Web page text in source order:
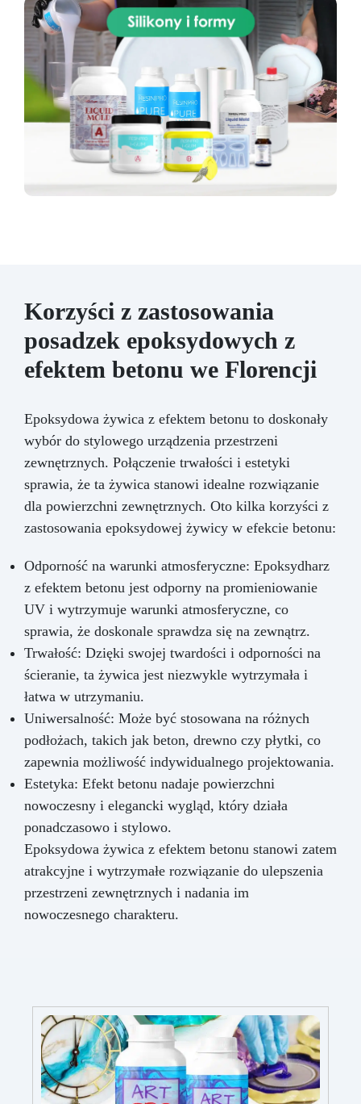
Korzyści z zastosowania
posadzek epoksydowych z
efektem betonu we Florencji
Epoksydowa żywica z efektem betonu to doskonały
wybór do stylowego urządzenia przestrzeni
zewnętrznych. Połączenie trwałości i estetyki
sprawia, że ta żywica stanowi idealne rozwiązanie
dla powierzchni zewnętrznych. Oto kilka korzyści z
zastosowania epoksydowej żywicy w efekcie betonu:
Odporność na warunki atmosferyczne: Epoksydharz
z efektem betonu jest odporny na promieniowanie
UV i wytrzymuje warunki atmosferyczne, co
sprawia, że doskonale sprawdza się na zewnątrz.
Trwałość: Dzięki swojej twardości i odporności na
ścieranie, ta żywica jest niezwykle wytrzymała i
łatwa w utrzymaniu.
Uniwersalność: Może być stosowana na różnych
podłożach, takich jak beton, drewno czy płytki, co
zapewnia możliwość indywidualnego projektowania.
Estetyka: Efekt betonu nadaje powierzchni
nowoczesny i elegancki wygląd, który działa
ponadczasowo i stylowo.
Epoksydowa żywica z efektem betonu stanowi zatem
atrakcyjne i wytrzymałe rozwiązanie do ulepszenia
przestrzeni zewnętrznych i nadania im
nowoczesnego charakteru.